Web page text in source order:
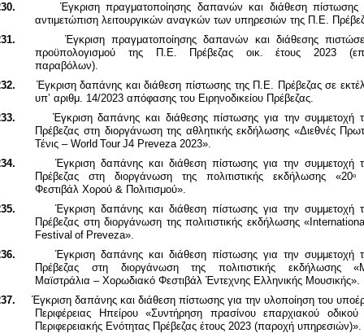
Έγκριση πραγματοποίησης δαπανών και διάθεση πίστωσης
αντιμετώπιση λειτουργικών αναγκών των υπηρεσιών της Π.Ε.
Έγκριση πραγματοποίησης δαπανών και διάθεσης
προϋπολογισμού της Π.Ε. Πρέβεζας οικ. έτους 2023
παραβόλων).
Έγκριση δαπάνης και διάθεση πίστωσης της Π.Ε. Πρέβεζας σε
υπ’ αριθμ. 14/2023 απόφασης του Ειρηνοδικείου Πρέβεζας.
Έγκριση δαπάνης και διάθεσης πίστωσης για την συμμετοχή
Πρέβεζας στη διοργάνωση της αθλητικής εκδήλωσης «Διεθνές
Τένις –World Tour J4 Preveza2023».
Έγκριση δαπάνης και διάθεση πίστωσης για την συμμετοχή
Πρέβεζας στη διοργάνωση της πολιτιστικής εκδήλωσης «20ο
Φεστιβάλ Χορού & Πολιτισμού».
Έγκριση δαπάνης και διάθεση πίστωσης για την συμμετοχή
Πρέβεζας στη διοργάνωση της πολιτιστικής εκδήλωσης «
Festival of Preveza».
Έγκριση δαπάνης και διάθεση πίστωσης για την συμμετοχή
Πρέβεζας στη διοργάνωση της πολιτιστικής εκδήλωσης «
Μαϊστράλια – Χορωδιακό Φεστιβάλ Έντεχνης Ελληνικής Μουσικής».
Έγκριση δαπάνης και διάθεση πίστωσης για την υλοποίηση του
Περιφέρειας Ηπείρου «Συντήρηση πρασίνου επαρχιακού οδικού
Περιφερειακής Ενότητας Πρέβεζας έτους 2023 (παροχή υπηρεσιών)».